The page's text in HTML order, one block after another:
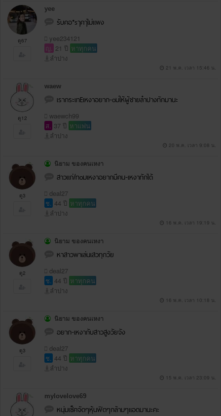
ดู67
yee
รับคอ*sๅคๅไม่แพง
yee234121
ญ. 21 ปี หาทุกคน
ลำปาง
21 พ.ค. เวลา 15:46 น.
ดู12
waew
เรากระเทEเหงาอยาก-oมให้ผู้ชายลำปางทักมานะ
waewch99
ส. 37 ปี หาแฟน
ลำปาง
20 พ.ค. เวลา 9:08 น.
ดู3
นิยาม ของคนเหงา
สาวแก่/ทoมเหงาอยากมีคน-เหงาทักได้
deal27
ช. 44 ปี หาทุกคน
ลำปาง
16 พ.ค. เวลา 19:19 น.
ดู2
นิยาม ของคนเหงา
หาสาวพาเล่นเสวทุกวัย
deal27
ช. 44 ปี หาทุกคน
ลำปาง
16 พ.ค. เวลา 10:18 น.
ดู3
นิยาม ของคนเหงา
อยาก-เหงากับสาวสูงวัยจัง
deal27
ช. 44 ปี หาทุกคน
ลำปาง
15 พ.ค. เวลา 23:09 น.
mylovelove69
หนุ่มเช็คจัดๆหุ้นฟิตๆกล้ามๆแอดมานะคะ